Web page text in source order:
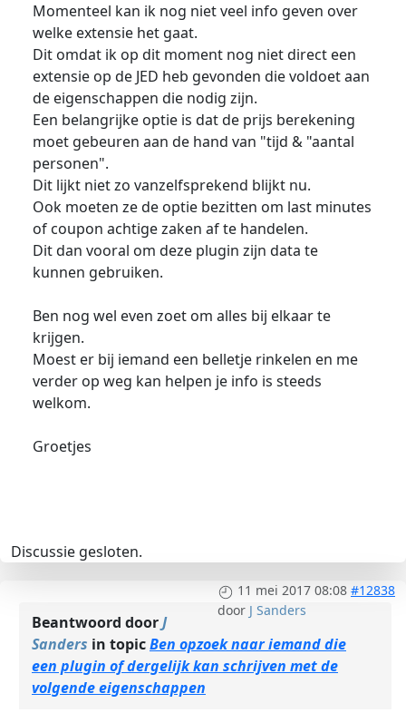
Momenteel kan ik nog niet veel info geven over
welke extensie het gaat.
Dit omdat ik op dit moment nog niet direct een
extensie op de JED heb gevonden die voldoet aan
de eigenschappen die nodig zijn.
Een belangrijke optie is dat de prijs berekening
moet gebeuren aan de hand van "tijd & "aantal
personen".
Dit lijkt niet zo vanzelfsprekend blijkt nu.
Ook moeten ze de optie bezitten om last minutes
of coupon achtige zaken af te handelen.
Dit dan vooral om deze plugin zijn data te
kunnen gebruiken.
Ben nog wel even zoet om alles bij elkaar te
krijgen.
Moest er bij iemand een belletje rinkelen en me
verder op weg kan helpen je info is steeds
welkom.
Groetjes
Discussie gesloten.
11 mei 2017 08:08 #12838
door J Sanders
Beantwoord doorJ
Sanders in topicBen opzoek naar iemand die
een plugin of dergelijk kan schrijven met de
volgende eigenschappen